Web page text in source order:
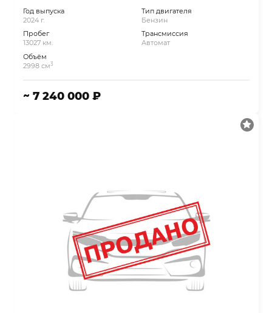
Год выпуска
2024 г.
Пробег
13027 км.
Объём
2998 см3
Тип двигателя
Бензин
Трансмиссия
Автомат
~ 7 240 000 ₽